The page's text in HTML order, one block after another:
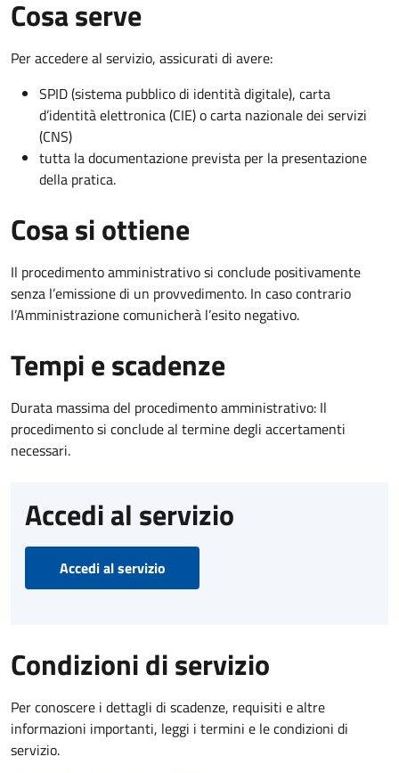
Cosa serve
Per accedere al servizio, assicurati di avere:
SPID (sistema pubblico di identità digitale), carta
d’identità elettronica (CIE) o carta nazionale dei servizi
(CNS)
tutta la documentazione prevista per la presentazione
della pratica.
Cosa si ottiene
Il procedimento amministrativo si conclude positivamente
senza l’emissione di un provvedimento. In caso contrario
l’Amministrazione comunicherà l’esito negativo.
Tempi e scadenze
Durata massima del procedimento amministrativo: Il
procedimento si conclude al termine degli accertamenti
necessari.
Accedi al servizio
Accedi al servizio
Condizioni di servizio
Per conoscere i dettagli di scadenze, requisiti e altre
informazioni importanti, leggi i termini e le condizioni di
servizio.